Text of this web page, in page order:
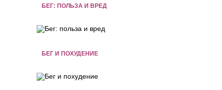
БЕГ: ПОЛЬЗА И ВРЕД
БЕГ И ПОХУДЕНИЕ